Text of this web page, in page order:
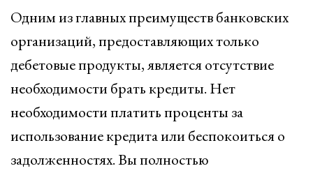
Одним из главных преимуществ банковских
организаций, предоставляющих только
дебетовые продукты, является отсутствие
необходимости брать кредиты. Нет
необходимости платить проценты за
использование кредита или беспокоиться о
задолженностях. Вы полностью